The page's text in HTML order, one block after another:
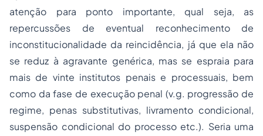
atenção para ponto importante, qual seja, as
repercussões de eventual reconhecimento de
inconstitucionalidade da reincidência, já que ela não
se reduz à agravante genérica, mas se espraia para
mais de vinte institutos penais e processuais, bem
como da fase de execução penal (v.g. progressão de
regime, penas substitutivas, livramento condicional,
suspensão condicional do processoetc.). Seria uma